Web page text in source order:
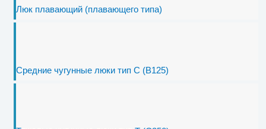
Люк плавающий (плавающего типа)
Средние чугунные люки тип С (В125)